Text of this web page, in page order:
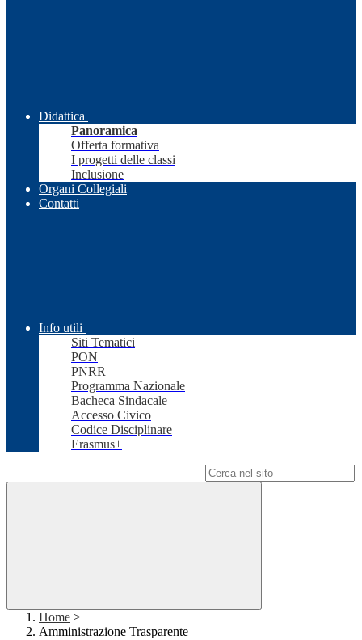
Didattica
Panoramica
Offerta formativa
I progetti delle classi
Inclusione
Organi Collegiali
Contatti
Info utili
Siti Tematici
PON
PNRR
Programma Nazionale
Bacheca Sindacale
Accesso Civico
Codice Disciplinare
Erasmus+
Home >
Amministrazione Trasparente